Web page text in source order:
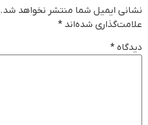
نشانی ایمیل شما منتشر نخواهد شد.
علامت‌گذاری شده‌اند *
دیدگاه *